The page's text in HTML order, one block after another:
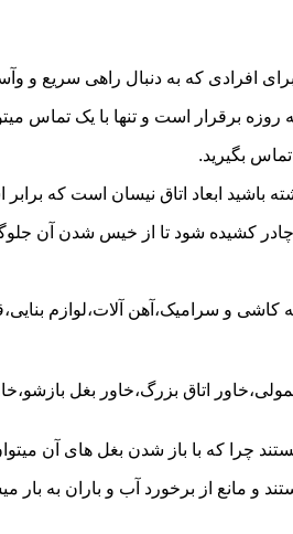
که به دنبال راهی سریع و
است و تنها با یک تماس
تماس بگیرید.
چادر کشیده شود تا از خیس شدن آن
و سرامیک،آهن آلات،لوازم
اتاق بزرگ،خاور بغل
چرا که با باز شدن بغل های آن
و مانع از برخورد آب و باران به بار